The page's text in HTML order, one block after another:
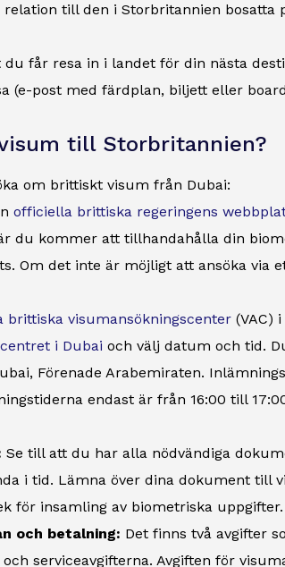
relation till den i Storbritannien bosatta
du får resa in i landet för din nästa
(e-post med färdplan, biljett eller
till Storbritannien?
om brittiskt visum från Dubai:
officiella brittiska regeringens
du kommer att tillhandahålla din
Om det inte är möjligt att ansöka via
brittiska visumansökningscenter (VAC)
i Dubai och välj datum och tid.
Förenade Arabemiraten.
endast är från 16:00 till
Se till att du har alla nödvändiga
i tid. Lämna över dina dokument till
för insamling av biometriska uppgifter.
och betalning: Det finns två avgifter
serviceavgifterna. Avgiften för